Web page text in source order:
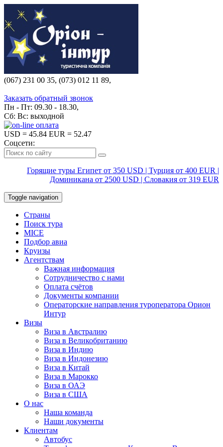
(067) 231 00 35, (073) 012 11 89,
Заказать обратный звонок
Пн - Пт: 09.30 - 18.30,
Сб: Вс: выходной
USD = 45.84 EUR = 52.47
Соцсети:
Горящие туры Египет от 350 USD | Турция от 400 EUR |
Доминикана от 2500 USD | Словакия от 319 EUR
Toggle navigation
Страны
Поиск тура
MICE
Подбор авиа
Круизы
Агентствам
Важная информация
Сотрудничество с нами
Оплата счётов
Документы компании
Операторские направления туроператора Орион
Интур
Визы
Виза в Австралию
Виза в Великобританию
Виза в Индию
Виза в Индонезию
Виза в Китай
Виза в Марокко
Виза в ОАЭ
Виза в США
О нас
Наша команда
Наши документы
Клиентам
Автобус